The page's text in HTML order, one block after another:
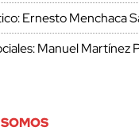
Ernesto Menchaca
Manuel Martínez